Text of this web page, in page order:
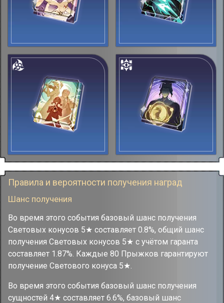
Правила и вероятности получения наград
Шанс получения
Во время этого события базовый шанс получения
Световых конусов 5★ составляет 0.8%, общий шанс
получения Световых конусов 5★ с учётом гаранта
составляет 1.87%. Каждые 80 Прыжков гарантируют
получение Светового конуса 5★.
Во время этого события базовый шанс получения
сущностей 4★ составляет 6.6%, базовый шанс